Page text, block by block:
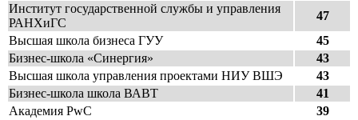
Институт государственной службы и управления
РАНХиГС
47
Высшая школа бизнеса ГУУ
45
Бизнес-школа «Синергия»
43
Высшая школа управления проектами НИУ ВШЭ
43
Бизнес-школа школа ВАВТ
41
Академия PwC
39